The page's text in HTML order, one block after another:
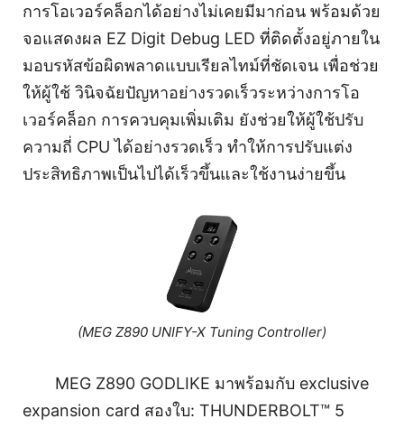
การโอเวอร์คล็อกได้อย่างไม่เคยมีมาก่อน พร้อมด้วย
จอแสดงผล EZ Digit Debug LED ที่ติดตั้งอยู่ภายใน
มอบรหัสข้อผิดพลาดแบบเรียลไทม์ที่ชัดเจน เพื่อช่วย
ให้ผู้ใช้ วินิจฉัยปัญหาอย่างรวดเร็วระหว่างการโอ
เวอร์คล็อก การควบคุมเพิ่มเติม ยังช่วยให้ผู้ใช้ปรับ
ความถี่ CPU ได้อย่างรวดเร็ว ทำให้การปรับแต่ง
ประสิทธิภาพเป็นไปได้เร็วขึ้นและใช้งานง่ายขึ้น
(MEG Z890 UNIFY-X Tuning Controller)
MEG Z890 GODLIKE มาพร้อมกับ exclusive
expansion card สองใบ: THUNDERBOLT™ 5